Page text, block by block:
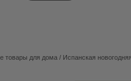
товары для дома / Испанская